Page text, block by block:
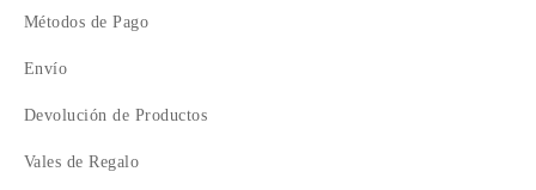
Métodos de Pago
Envío
Devolución de Productos
Vales de Regalo